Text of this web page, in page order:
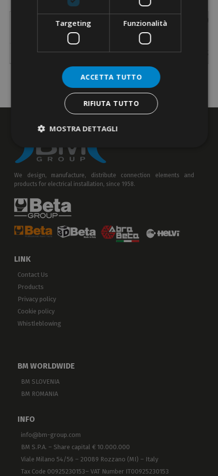
Field of use
Section
[mm²]
Section
for uninsulated terminals 10 ÷ 120 (8-4/0) 200
We design, manufacture, distribute connection elements and
products for electrical installation, since 1958.
LINK
Contact Us
Products
Privacy policy
Cookie policy
Whistleblowing
BM WORLDWIDE
BM SLOVENIA
BM ROMANIA
INFO
info@bm-group.com
BM S.P.A. – Share capital € 10.000.000
Viale Milano 54/56 – 20089 Rozzano (MI) – Italy
Tax Code 00925230153– VAT Number IT00925230153
Targeting Funzionalità
ACCETTA TUTTO
RIFIUTA TUTTO
MOSTRA DETTAGLI